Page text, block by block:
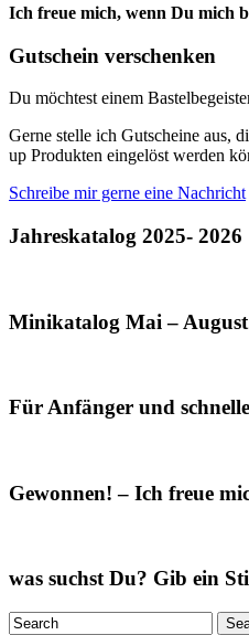
Ich freue mich, wenn Du mich
Gutschein verschenken
Du möchtest einem
Gerne stelle ich Gutscheine aus,
up Produkten eingelöst werden
Schreibe mir gerne eine Nachricht
Jahreskatalog 2025- 2026
Minikatalog Mai – August
Für Anfänger und
Gewonnen! – Ich freue
was suchst Du? Gib ein